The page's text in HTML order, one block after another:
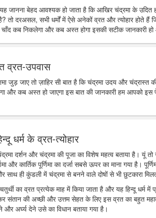
जानना बेहद आवश्यक हो जाता है कि आखिर चंद्रमा के उदित
तो दरअसल, सभी धर्मों में ऐसे अनेकों व्रत और त्योहार होते हैं
कब निकलेगा और कब अस्त होगा इसकी सटीक जानकारी
व्रत-उपवास
जुड़ जाए तो ज़ाहिर सी बात है कि चंद्रमा उदय और
और कब अस्त हो जाएगा इस बात की जानकारी हम आपको इस
धर्म के व्रत-त्योहार
दर्शन और चंद्रमा की पूजा का विशेष महत्व बताया है। यूं
और कार्तिक पूर्णिमा का दर्जा सबसे ऊपर का माना गया
साथ ही कुंडली में चंद्रमा से बनने वाले दोषों से भी छुटकारा
का व्रत प्रत्येक माह में किया जाता है और यह हिन्दू धर्म
संतान की अच्छी और उत्तम सेहत के लिए इस व्रत का बहुत
और अर्घ्य देने उसे का विधान बताया गया है।